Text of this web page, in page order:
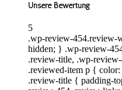
Unsere Bewertung
5
.wp-review-454.review-
hidden; } .wp-review-
.review-title, .wp-
.reviewed-item p {
.review-title { padding-